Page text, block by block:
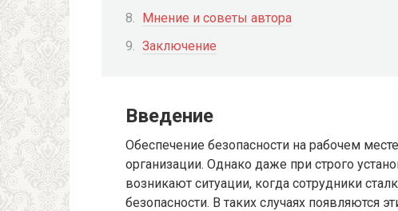
Мнение и советы автора
Заключение
Введение
Обеспечение безопасности на рабочем
организации. Однако даже при строго
возникают ситуации, когда сотрудники
безопасности. В таких случаях появляются